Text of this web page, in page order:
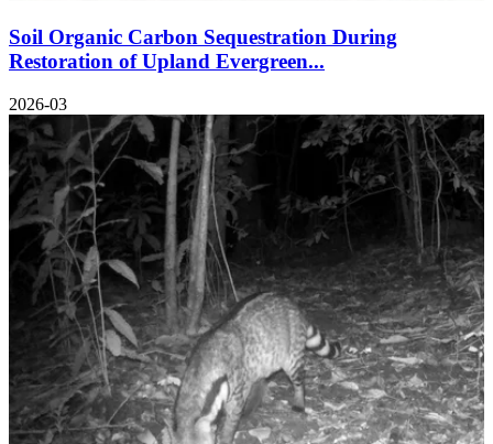
Soil Organic Carbon Sequestration During
Restoration of Upland Evergreen...
2026-03